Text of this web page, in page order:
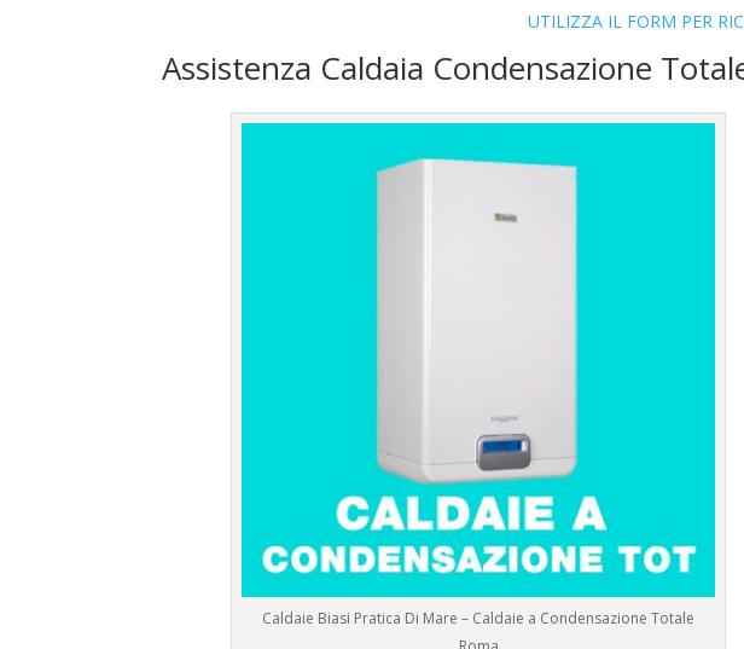
UTILIZZA IL FORM PER
Assistenza Caldaia Condensazione
Caldaie Biasi Pratica Di Mare – Caldaie a Condensazione Totale